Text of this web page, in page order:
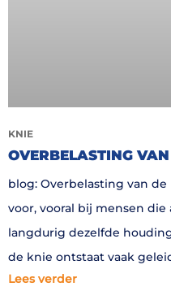
KNIE
OVERBELASTING
blog: Overbelasting van
voor, vooral bij mensen
langdurig dezelfde
de knie ontstaat vaak
Lees verder